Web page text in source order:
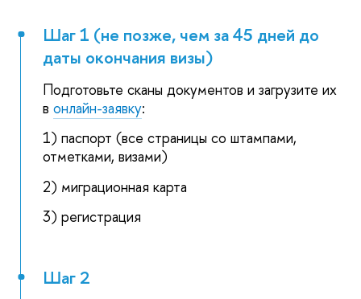
Шаг 1 (не позже, чем за 45 дней до
даты окончания визы)
Подготовьте сканы документов и загрузите их
вонлайн-заявку:
1) паспорт (все страницы со штампами,
отметками, визами)
2) миграционная карта
3) регистрация
Шаг 2